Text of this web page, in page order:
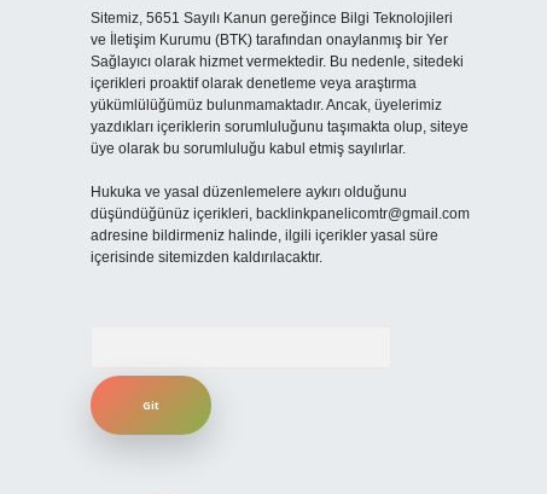
Sitemiz, 5651 Sayılı Kanun gereğince Bilgi Teknolojileri
ve İletişim Kurumu (BTK) tarafından onaylanmış bir Yer
Sağlayıcı olarak hizmet vermektedir. Bu nedenle, sitedeki
içerikleri proaktif olarak denetleme veya araştırma
yükümlülüğümüz bulunmamaktadır. Ancak, üyelerimiz
yazdıkları içeriklerin sorumluluğunu taşımakta olup, siteye
üye olarak bu sorumluluğu kabul etmiş sayılırlar.
Hukuka ve yasal düzenlemelere aykırı olduğunu
düşündüğünüz içerikleri, backlinkpanelicomtr@gmail.com
adresine bildirmeniz halinde, ilgili içerikler yasal süre
içerisinde sitemizden kaldırılacaktır.